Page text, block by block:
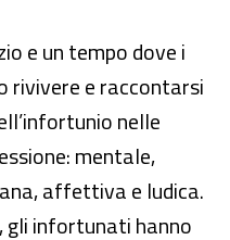
e un tempo dove i
rivivere e raccontarsi
nelle
mentale,
affettiva e ludica.
gli infortunati hanno